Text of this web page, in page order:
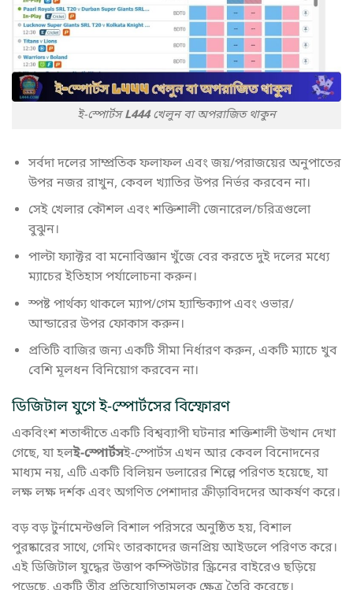
ই-স্পোর্টসL444খেলুন বা অপরাজিত থাকুন
সর্বদা দলের সাম্প্রতিক ফলাফল এবং জয়/পরাজয়ের অনুপাতের
উপর নজর রাখুন, কেবল খ্যাতির উপর নির্ভর করবেন না।
সেই খেলার কৌশল এবং শক্তিশালী জেনারেল/চরিত্রগুলো
বুঝুন।
পাল্টা ফ্যাক্টর বা মনোবিজ্ঞান খুঁজে বের করতে দুই দলের মধ্যে
ম্যাচের ইতিহাস পর্যালোচনা করুন।
স্পষ্ট পার্থক্য থাকলে ম্যাপ/গেম হ্যান্ডিক্যাপ এবং ওভার/
আন্ডারের উপর ফোকাস করুন।
প্রতিটি বাজির জন্য একটি সীমা নির্ধারণ করুন, একটি ম্যাচে খুব
বেশি মূলধন বিনিয়োগ করবেন না।
ডিজিটাল যুগে ই-স্পোর্টসের বিস্ফোরণ
একবিংশ শতাব্দীতে একটি বিশ্বব্যাপী ঘটনার শক্তিশালী উত্থান দেখা
গেছে, যা হলই-স্পোর্টসই-স্পোর্টস এখন আর কেবল বিনোদনের
মাধ্যম নয়, এটি একটি বিলিয়ন ডলারের শিল্পে পরিণত হয়েছে, যা
লক্ষ লক্ষ দর্শক এবং অগণিত পেশাদার ক্রীড়াবিদদের আকর্ষণ করে।
বড় বড় টুর্নামেন্টগুলি বিশাল পরিসরে অনুষ্ঠিত হয়, বিশাল
পুরষ্কারের সাথে, গেমিং তারকাদের জনপ্রিয় আইডলে পরিণত করে।
এই ডিজিটাল যুদ্ধের উত্তাপ কম্পিউটার স্ক্রিনের বাইরেও ছড়িয়ে